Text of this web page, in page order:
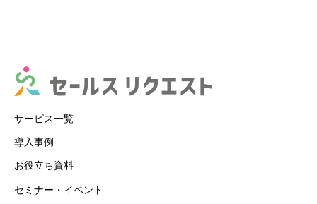
サービス一覧
導入事例
お役立ち資料
セミナー・イベント